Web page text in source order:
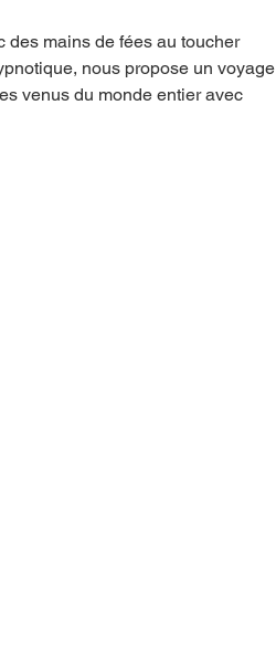
des mains de fées au toucher
nous propose un voyage
venus du monde entier avec